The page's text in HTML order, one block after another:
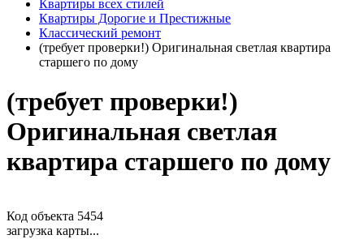
Квартиры всех стилей
Квартиры Дорогие и Престижные
Классический ремонт
(требует проверки!) Оригинальная светлая квартира
старшего по дому
(требует проверки!)
Оригинальная светлая
квартира старшего по дому
Код объекта 5454
загрузка карты...